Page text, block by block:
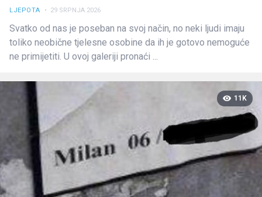
LJEPOTA • 29 SRPNJA 2026
Svatko od nas je poseban na svoj način, no neki ljudi imaju
toliko neobične tjelesne osobine da ih je gotovo nemoguće
ne primijetiti. U ovoj galeriji pronaći ...
11K